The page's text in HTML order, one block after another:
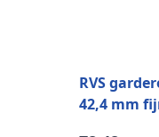
RVS
42,4 mm